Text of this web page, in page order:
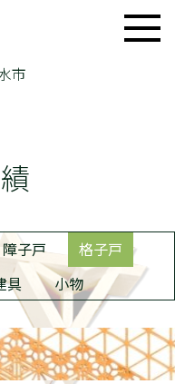
市
障子戸
格子戸
具 小物